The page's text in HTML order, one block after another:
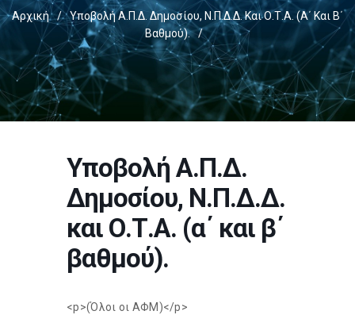
Αρχική /
Υποβολή Α.Π.Δ. Δημοσίου, Ν.Π.Δ.Δ. Και Ο.Τ.Α. (α΄ Και Β΄
Βαθμού).
/
Υποβολή Α.Π.Δ.
Δημοσίου, Ν.Π.Δ.Δ.
και Ο.Τ.Α. (α΄ και β΄
βαθμού).
<p>(Όλοι οι ΑΦΜ)</p>